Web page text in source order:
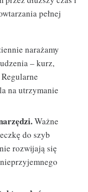
pełnej
narażamy
– kurz,
na utrzymanie
Ważne
do szyb
rozwijają się